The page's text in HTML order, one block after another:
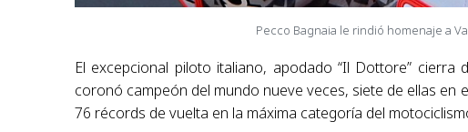
Pecco Bagnaia le rindió homenaje a
El excepcional piloto italiano, apodado “Il Dottore”
coronó campeón del mundo nueve veces, siete de ellas
76 récords de vuelta en la máxima categoría del